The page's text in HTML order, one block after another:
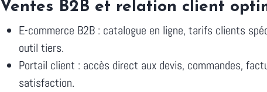
Ventes B2B et relation client
E-commerce B2B : catalogue en ligne, tarifs clients
outil tiers.
Portail client : accès direct aux devis, commandes,
satisfaction.